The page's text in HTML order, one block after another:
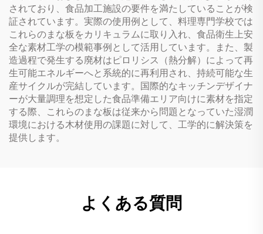
されており、食品加工施設の要件を満たしていることが検
証されています。実際の使用例として、料理専門学校では
これらのまな板をカリキュラムに取り入れ、食品衛生上安
全な素材工学の模範事例として活用しています。また、製
造過程で発生する廃材はピロリシス（熱分解）によって再
生可能エネルギーへと系統的に再利用され、持続可能な生
産サイクルが完結しています。国際的なキッチンデザイナ
ーが大量調理を想定した食品準備エリア向けに素材を指定
する際、これらのまな板は従来から問題となっていた湿潤
環境における木材使用の課題に対して、工学的に解決策を
提供します。
よくある質問